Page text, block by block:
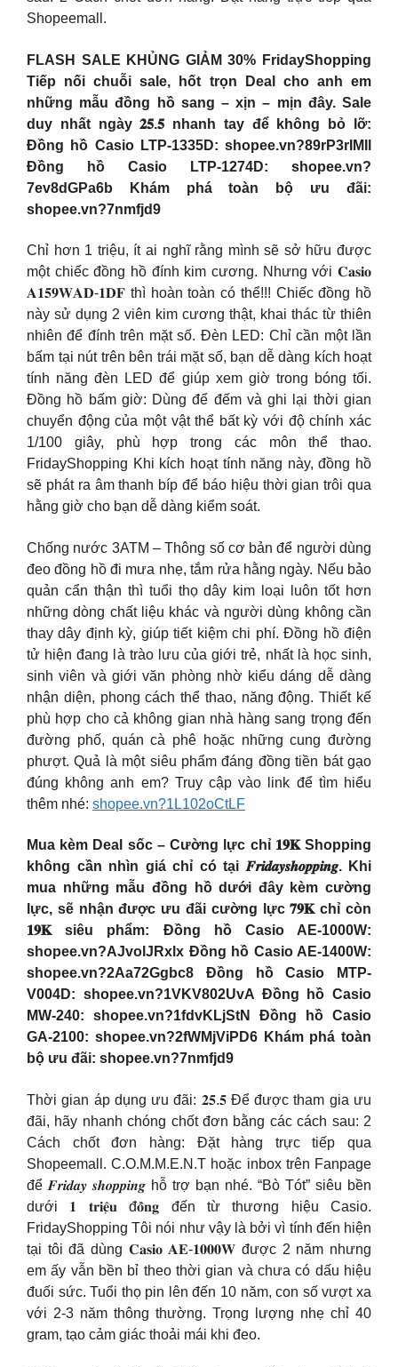
Shopeemall.
FLASH SALE KHỦNG GIẢM 30% FridayShopping
Tiếp nối chuỗi sale, hốt trọn Deal cho anh em
những mẫu đồng hồ sang – xịn – mịn đây. Sale
duy nhất ngày 𝟐𝟓.𝟓 nhanh tay để không bỏ lỡ:
Đồng hồ Casio LTP-1335D: shopee.vn?89rP3rIMIl
Đồng hồ Casio LTP-1274D: shopee.vn?
7ev8dGPa6b Khám phá toàn bộ ưu đãi:
shopee.vn?7nmfjd9
Chỉ hơn 1 triệu, ít ai nghĩ rằng mình sẽ sở hữu được
một chiếc đồng hồ đính kim cương. Nhưng với 𝐂𝐚𝐬𝐢𝐨
𝐀𝟏𝟓𝟗𝐖𝐀𝐃-𝟏𝐃𝐅 thì hoàn toàn có thể!!! Chiếc đồng hồ
này sử dụng 2 viên kim cương thật, khai thác từ thiên
nhiên để đính trên mặt số. Đèn LED: Chỉ cần một lần
bấm tại nút trên bên trái mặt số, bạn dễ dàng kích hoạt
tính năng đèn LED để giúp xem giờ trong bóng tối.
Đồng hồ bấm giờ: Dùng để đếm và ghi lại thời gian
chuyển động của một vật thể bất kỳ với độ chính xác
1/100 giây, phù hợp trong các môn thể thao.
FridayShopping Khi kích hoạt tính năng này, đồng hồ
sẽ phát ra âm thanh bíp để báo hiệu thời gian trôi qua
hằng giờ cho bạn dễ dàng kiểm soát.
Chống nước 3ATM – Thông số cơ bản để người dùng
đeo đồng hồ đi mưa nhẹ, tắm rửa hằng ngày. Nếu bảo
quản cẩn thận thì tuổi thọ dây kim loại luôn tốt hơn
những dòng chất liệu khác và người dùng không cần
thay dây định kỳ, giúp tiết kiệm chi phí. Đồng hồ điện
tử hiện đang là trào lưu của giới trẻ, nhất là học sinh,
sinh viên và giới văn phòng nhờ kiểu dáng dễ dàng
nhận diện, phong cách thể thao, năng động. Thiết kế
phù hợp cho cả không gian nhà hàng sang trọng đến
đường phố, quán cà phê hoặc những cung đường
phượt. Quả là một siêu phẩm đáng đồng tiền bát gạo
đúng không anh em? Truy cập vào link để tìm hiểu
thêm nhé: shopee.vn?1L102oCtLF
Mua kèm Deal sốc – Cường lực chỉ 𝟏𝟗𝐊 Shopping
không cần nhìn giá chỉ có tại 𝑭𝒓𝒊𝒅𝒂𝒚𝒔𝒉𝒐𝒑𝒑𝒊𝒏𝒈. Khi
mua những mẫu đồng hồ dưới đây kèm cường
lực, sẽ nhận được ưu đãi cường lực 𝟕𝟗𝐊 chỉ còn
𝟏𝟗𝐊 siêu phẩm: Đồng hồ Casio AE-1000W:
shopee.vn?AJvolJRxlx Đồng hồ Casio AE-1400W:
shopee.vn?2Aa72Ggbc8 Đồng hồ Casio MTP-
V004D: shopee.vn?1VKV802UvA Đồng hồ Casio
MW-240: shopee.vn?1fdvKLjStN Đồng hồ Casio
GA-2100: shopee.vn?2fWMjViPD6 Khám phá toàn
bộ ưu đãi: shopee.vn?7nmfjd9
Thời gian áp dụng ưu đãi: 𝟐𝟓.𝟓 Để được tham gia ưu
đãi, hãy nhanh chóng chốt đơn bằng các cách sau: 2
Cách chốt đơn hàng: Đặt hàng trực tiếp qua
Shopeemall. C.O.M.M.E.N.T hoặc inbox trên Fanpage
để 𝑭𝒓𝒊𝒅𝒂𝒚 𝒔𝒉𝒐𝒑𝒑𝒊𝒏𝒈 hỗ trợ bạn nhé. “Bò Tót” siêu bền
dưới 𝟏 𝐭𝐫𝐢𝐞̣̂𝐮 đ𝐨̂̀𝐧𝐠 đến từ thương hiệu Casio.
FridayShopping Tôi nói như vậy là bởi vì tính đến hiện
tại tôi đã dùng 𝐂𝐚𝐬𝐢𝐨 𝐀𝐄-𝟏𝟎𝟎𝟎𝐖 được 2 năm nhưng
em ấy vẫn bền bỉ theo thời gian và chưa có dấu hiệu
đuối sức. Tuổi thọ pin lên đến 10 năm, con số vượt xa
với 2-3 năm thông thường. Trọng lượng nhẹ chỉ 40
gram, tạo cảm giác thoải mái khi đeo.